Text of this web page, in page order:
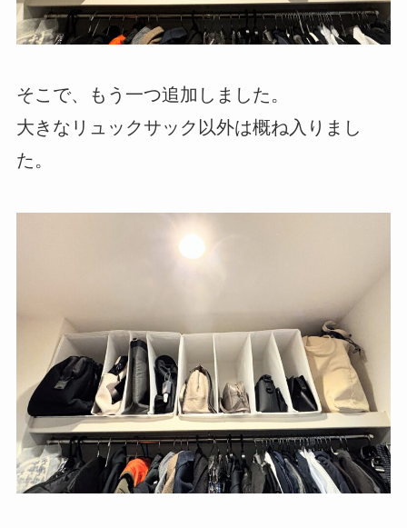
そこで、もう一つ追加しました。
大きなリュックサック以外は概ね入りまし
た。